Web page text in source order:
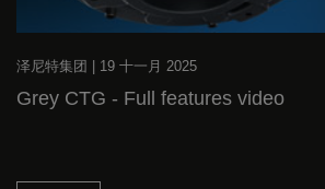
泽尼特集团 19 十一月 2025
Grey CTG - Full features video